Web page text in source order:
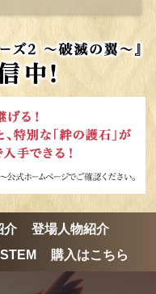
介
登場人物紹介
購入はこちら